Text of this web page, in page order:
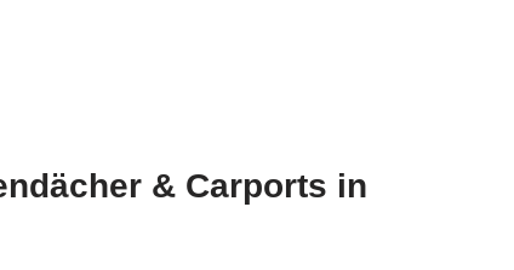
& Carports in